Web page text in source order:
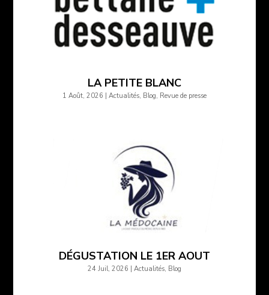
LA PETITE BLANC
1 Août, 2026 | Actualités, Blog, Revue de presse
DÉGUSTATION LE 1ER AOUT
24 Juil, 2026 Actualités, Blog